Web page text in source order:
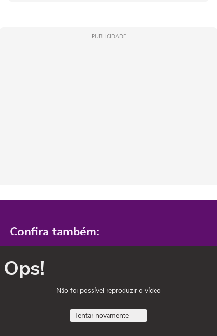
PUBLICIDADE
Confira também:
Ops!
Não foi possível reproduzir o vídeo
Tentar novamente